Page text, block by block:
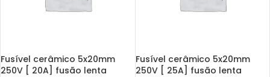
Fusível cerâmico 5x20mm
250V [ 20A] fusão lenta
Fusível cerâmico 5x20mm
250V [ 25A] fusão lenta